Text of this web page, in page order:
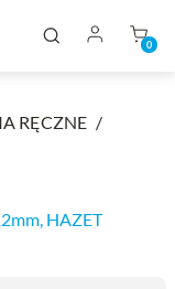
0
RĘCZNE
HAZET